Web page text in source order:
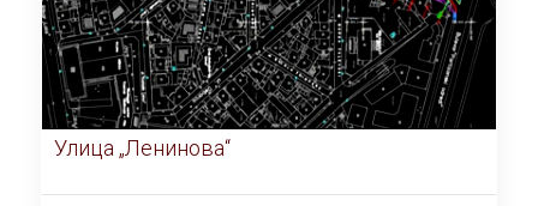
Улица „Ленинова“